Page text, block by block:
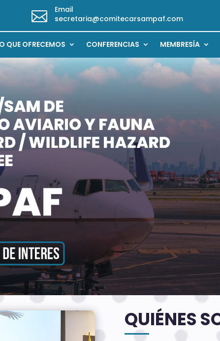

Email
secretaria@comitecarsampaf.com
QUE OFRECEMOS CONFERENCIAS MEMBRESÍA
QUIÉNES